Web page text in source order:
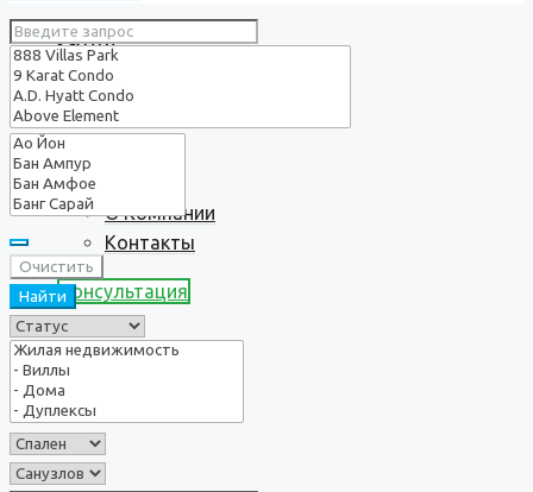
Услуги
О нас
О Компании
Контакты
Консультация
Очистить
Найти